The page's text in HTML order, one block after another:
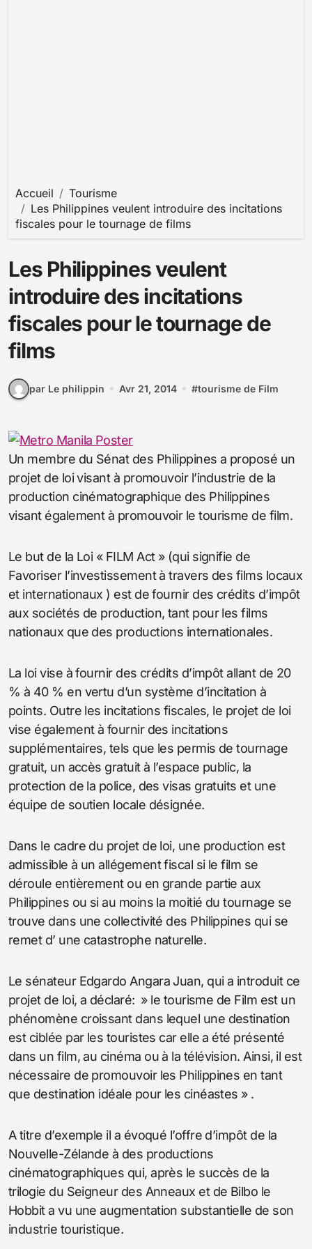
Accueil
Tourisme
Les Philippines veulent introduire des incitations
fiscales pour le tournage de films
Les Philippines veulent
introduire des incitations
fiscales pour le tournage de
films
par Le philippin Avr 21, 2014 #tourisme de Film
Un membre du Sénat des Philippines a proposé un
projet de loi visant à promouvoir l’industrie de la
production cinématographique des Philippines
visant également à promouvoir le tourisme de film.
Le but de la Loi « FILM Act » (qui signifie de
Favoriser l’investissement à travers des films locaux
et internationaux ) est de fournir des crédits d’impôt
aux sociétés de production, tant pour les films
nationaux que des productions internationales.
La loi vise à fournir des crédits d’impôt allant de 20
% à 40 % en vertu d’un système d’incitation à
points. Outre les incitations fiscales, le projet de loi
vise également à fournir des incitations
supplémentaires, tels que les permis de tournage
gratuit, un accès gratuit à l’espace public, la
protection de la police, des visas gratuits et une
équipe de soutien locale désignée.
Dans le cadre du projet de loi, une production est
admissible à un allégement fiscal si le film se
déroule entièrement ou en grande partie aux
Philippines ou si au moins la moitié du tournage se
trouve dans une collectivité des Philippines qui se
remet d’ une catastrophe naturelle.
Le sénateur Edgardo Angara Juan, qui a introduit ce
projet de loi, a déclaré: » le tourisme de Film est un
phénomène croissant dans lequel une destination
est ciblée par les touristes car elle a été présenté
dans un film, au cinéma ou à la télévision. Ainsi, il est
nécessaire de promouvoir les Philippines en tant
que destination idéale pour les cinéastes » .
A titre d’exemple il a évoqué l’offre d’impôt de la
Nouvelle-Zélande à des productions
cinématographiques qui, après le succès de la
trilogie du Seigneur des Anneaux et de Bilbo le
Hobbit a vu une augmentation substantielle de son
industrie touristique.